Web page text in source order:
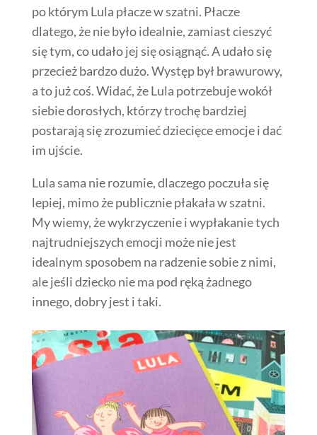
po którym Lula płacze w szatni. Płacze
dlatego, że nie było idealnie, zamiast cieszyć
się tym, co udało jej się osiągnąć. A udało się
przecież bardzo dużo. Występ był brawurowy,
a to już coś. Widać, że Lula potrzebuje wokół
siebie dorosłych, którzy trochę bardziej
postarają się zrozumieć dziecięce emocje i dać
im ujście.
Lula sama nie rozumie, dlaczego poczuła się
lepiej, mimo że publicznie płakała w szatni.
My wiemy, że wykrzyczenie i wypłakanie tych
najtrudniejszych emocji może nie jest
idealnym sposobem na radzenie sobie z nimi,
ale jeśli dziecko nie ma pod ręką żadnego
innego, dobry jest i taki.